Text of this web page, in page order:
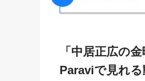
「中居正広の
Paraviで見れる